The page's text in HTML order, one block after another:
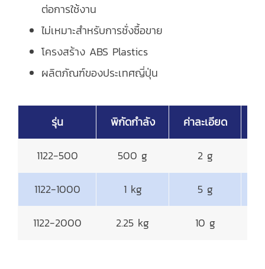
ต่อการใช้งาน
ไม่เหมาะสำหรับการชั่งซื้อขาย
โครงสร้าง ABS Plastics
ผลิตภัณฑ์ของประเทศญี่ปุ่น
รุ่น พิกัดกำลัง ค่าละเอียด
1122-500 500 g 2 g
1122-1000 1 kg 5 g
1122-2000 2.25 kg 10 g